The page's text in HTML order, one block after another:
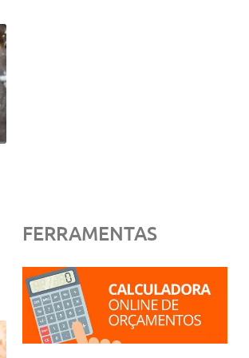
FERRAMENTAS